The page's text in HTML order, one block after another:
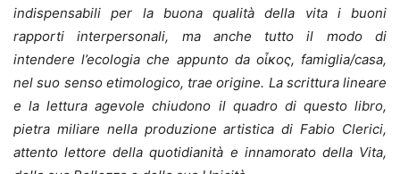
indispensabili per la buona qualità della vita i buoni
rapporti interpersonali, ma anche tutto il modo di
intendere l’ecologia che appunto da οἶκος, famiglia/casa,
nel suo senso etimologico, trae origine. La scrittura lineare
e la lettura agevole chiudono il quadro di questo libro,
pietra miliare nella produzione artistica di Fabio Clerici,
attento lettore della quotidianità e innamorato della Vita,